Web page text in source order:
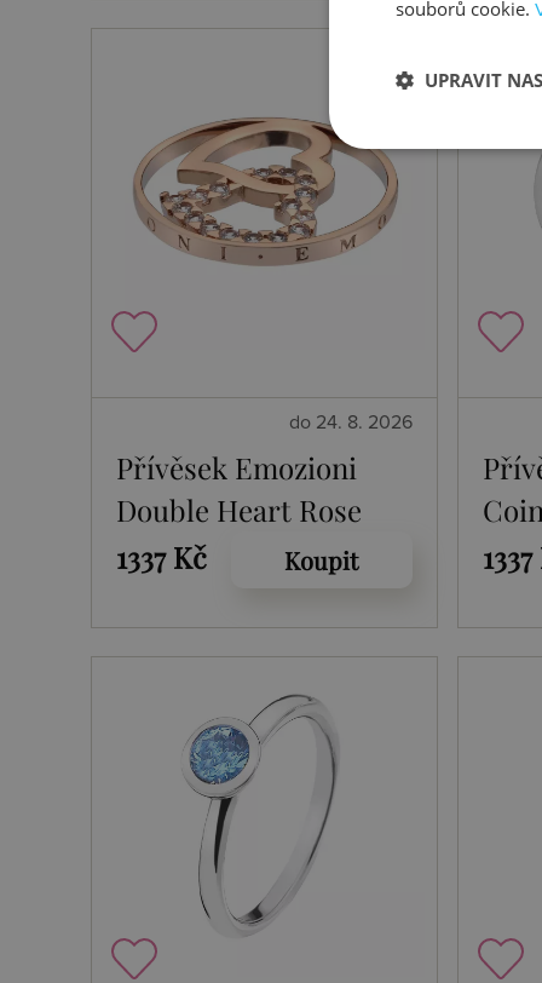
do 24. 8. 2026
Přívěsek Emozioni
Double Heart Rose
Gold Coin
1337 Kč Koupit
souborů cookie.
UPRAVIT